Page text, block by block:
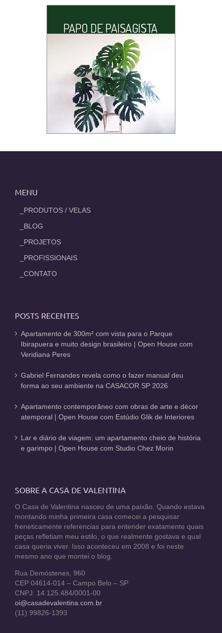
MENU
_PRODUTOS / VELAS
_BLOG
_PROJETOS
_PROFISSIONAIS
_CONTATO
POSTS RECENTES
Apartamento de 300m² com vista para o Parque
Ibirapuera e muito design brasileiro | Open House com
Veridiana Peres
Gabriel Fernandes revela como o fazer manual deu
forma ao seu ambiente na CASACOR SP 2026
Apartamento contemporâneo com obras de arte e décor
atemporal | Open House com Estúdio Glik de Interiores
Lar e diário de viagem: um apartamento cheio de história
e garimpo | Open House com Studio Chez Morin
SOBRE A CASA DE VALENTINA
O Casa de Valentina nasceu de uma paixão. Quando estava
montando minha primeira casa comecei a pesquisar
freneticamente referencias para entender exatamente quais
peças refletiam meu estilo, o que realmente gostava e qual
casa queria viver. Isso aconteceu em 2008 e foi neste
mesmo ano que montei o blog.
Rua Demóstenes, 960
CEP 04614-014 – Campo Belo – SP
CNPJ: 14.125.484/0001-00
oi@casadevalentina.com.br
(11) 99826-1393